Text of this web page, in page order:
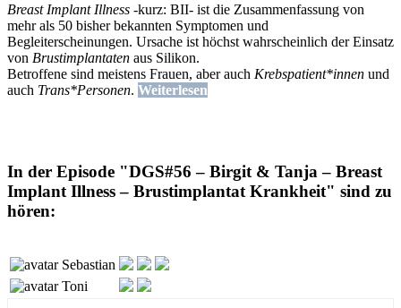
Breast Implant Illness -kurz: BII- ist die Zusammenfassung von
mehr als 50 bisher bekannten Symptomen und
Begleiterscheinungen. Ursache ist höchst wahrscheinlich der Einsatz
von Brustimplantaten aus Silikon.
Betroffene sind meistens Frauen, aber auch Krebspatient*innen und
auch Trans*Personen. Weiterlesen
In der Episode "DGS#56 – Birgit & Tanja – Breast
Implant Illness – Brustimplantat Krankheit" sind zu
hören:
Sebastian
Toni